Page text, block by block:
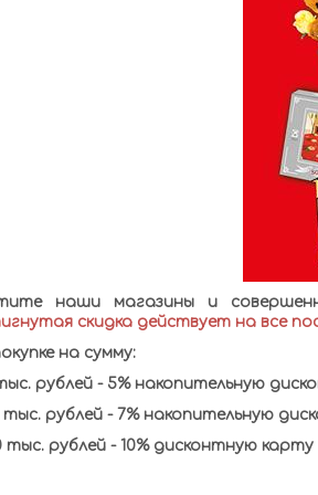
наши магазины и
скидка действует на все
на сумму:
рублей - 5% накопительную
тыс. рублей - 7% накопительную
тыс. рублей - 10% дисконтную